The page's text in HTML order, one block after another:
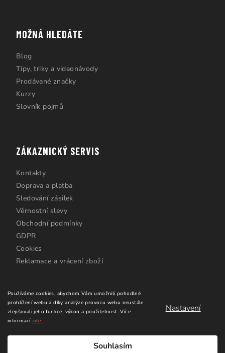
Používáme cookies, abychom Vám umožnili pohodlné
prohlížení webu a díky analýze provozu webu neustále
zlepšovali jeho funkce, výkon a použitelnost.Více
informacízde.
Nastavení
Souhlasím
MOŽNÁ HLEDÁTE
Blog
Tipy, triky a videonávody
Prodávané značky
Kurzy
Slovník pojmů
ZÁKAZNICKÝ SERVIS
Kontakty
Doprava a platba
Sledování zásilek
Věrnostní slevy
Obchodní podmínky
GDPR
Cookies
Reklamace a vrácení zboží
vyhrazena.Upravit nastavení cookies